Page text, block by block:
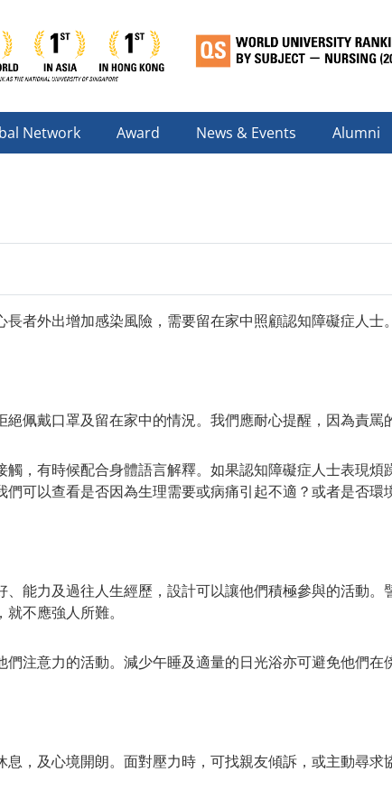
Network Award News & Events Alumni
者外出增加感染風險，需要留在家中照顧認知障礙症人士
佩戴口罩及留在家中的情況。我們應耐心提醒，因為責罵
，有時候配合身體語言解釋。如果認知障礙症人士表現
可以查看是否因為生理需要或病痛引起不適？或者是否環
能力及過往人生經歷，設計可以讓他們積極參與的活動
不應強人所難。
注意力的活動。減少午睡及適量的日光浴亦可避免他們在
，及心境開朗。面對壓力時，可找親友傾訴，或主動尋求